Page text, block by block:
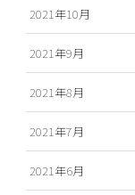
2021年10月
2021年9月
2021年8月
2021年7月
2021年6月